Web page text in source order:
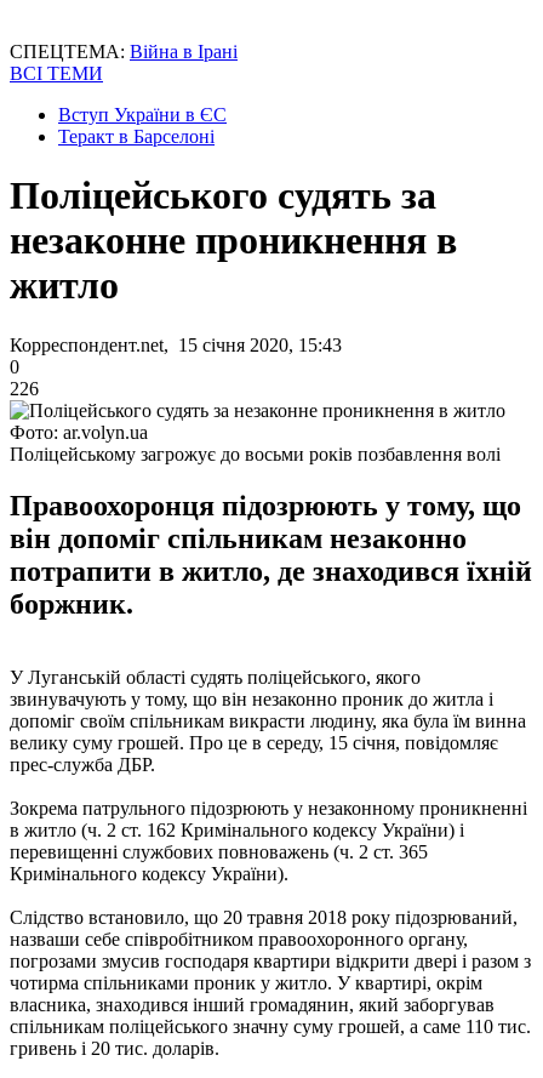
СПЕЦТЕМА: Війна в Ірані
ВСІ ТЕМИ
Вступ України в ЄС
Теракт в Барселоні
Поліцейського судять за
незаконне проникнення в
житло
Корреспондент.net, 15 січня 2020, 15:43
0
226
Фото: ar.volyn.ua
Поліцейському загрожує до восьми років позбавлення волі
Правоохоронця підозрюють у тому, що
він допоміг спільникам незаконно
потрапити в житло, де знаходився їхній
боржник.
У Луганській області судять поліцейського, якого
звинувачують у тому, що він незаконно проник до житла і
допоміг своїм спільникам викрасти людину, яка була їм винна
велику суму грошей. Про це в середу, 15 січня, повідомляє
прес-служба ДБР.
Зокрема патрульного підозрюють у незаконному проникненні
в житло (ч. 2 ст. 162 Кримінального кодексу України) і
перевищенні службових повноважень (ч. 2 ст. 365
Кримінального кодексу України).
Слідство встановило, що 20 травня 2018 року підозрюваний,
назваши себе співробітником правоохоронного органу,
погрозами змусив господаря квартири відкрити двері і разом з
чотирма спільниками проник у житло. У квартирі, окрім
власника, знаходився інший громадянин, який заборгував
спільникам поліцейського значну суму грошей, а саме 110 тис.
гривень і 20 тис. доларів.